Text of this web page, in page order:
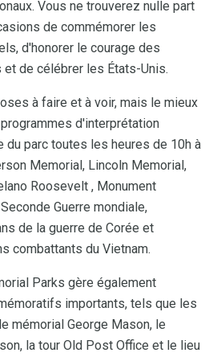
Vous ne trouverez nulle part
de commémorer les
d'honorer le courage des
de célébrer les États-Unis.
à faire et à voir, mais le mieux
d'interprétation
parc toutes les heures de 10h à
Memorial, Lincoln Memorial,
Roosevelt , Monument
Guerre mondiale,
de la guerre de Corée et
combattants du Vietnam.
Parks gère également
importants, tels que les
mémorial George Mason, le
la tour Old Post Office et le lieu